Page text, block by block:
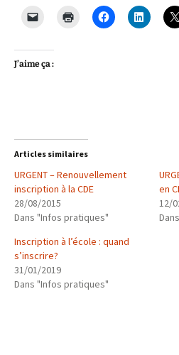
J’aime ça :
Articles similaires
URGENT – Renouvellement
inscription à la CDE
28/08/2015
Dans "Infos pratiques"
en
12/
Inscription à l’école : quand
s’inscrire?
31/01/2019
Dans "Infos pratiques"